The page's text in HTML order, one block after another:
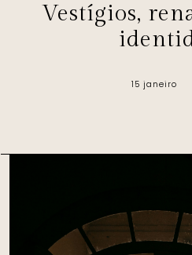
Vestígios,
15 janeiro